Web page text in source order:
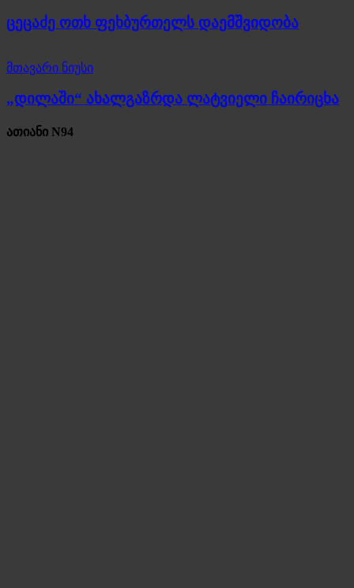
ცეცაძე ოთხ ფეხბურთელს დაემშვიდობა
მთავარი ნიუსი
„დილაში“ ახალგაზრდა ლატვიელი ჩაირიცხა
ათიანი N94